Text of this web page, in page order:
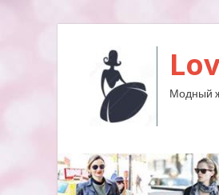
Модный